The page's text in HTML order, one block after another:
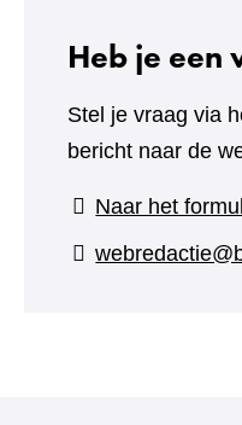
Heb je een
Stel je vraag via
bericht naar de
Naar het